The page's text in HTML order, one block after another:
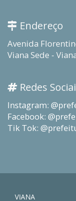
Endereço
Avenida
Viana Sede -
Redes
Instagram:
Facebook:
Tik Tok:
VIANA